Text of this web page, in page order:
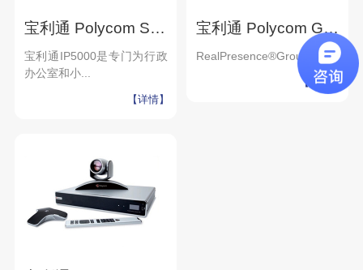
宝利通 Polycom SoundStation IP5000
宝利通IP5000是专门为行政
办公室和小...
【详情】
宝利通 Polycom Group 500高清视频会议终端
RealPresence®Group50...
【详情】